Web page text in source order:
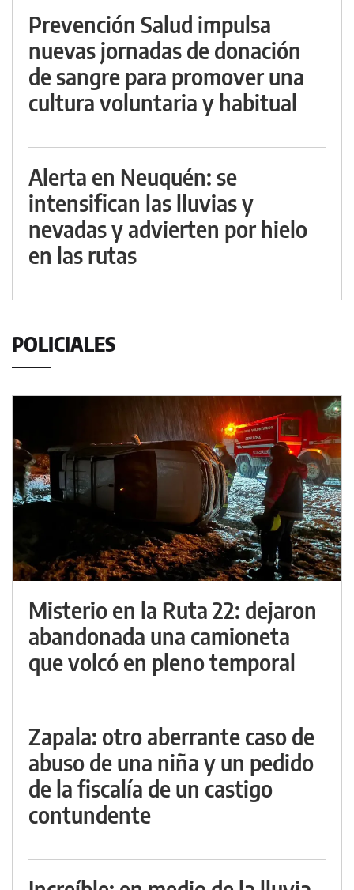
Prevención Salud impulsa
nuevas jornadas de donación
de sangre para promover una
cultura voluntaria y habitual
Alerta en Neuquén: se
intensifican las lluvias y
nevadas y advierten por hielo
en las rutas
POLICIALES
Misterio en la Ruta 22: dejaron
abandonada una camioneta
que volcó en pleno temporal
Zapala: otro aberrante caso de
abuso de una niña y un pedido
de la fiscalía de un castigo
contundente